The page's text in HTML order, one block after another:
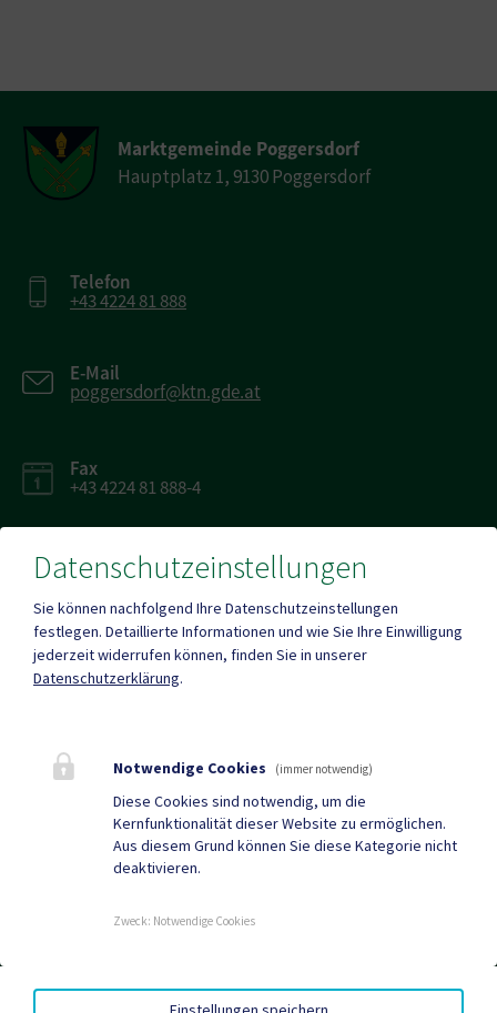
Marktgemeinde Poggersdorf
Hauptplatz 1, 9130 Poggersdorf
Telefon
+43 4224 81 888
E-Mail
poggersdorf@ktn.gde.at
Fax
+43 4224 81 888-4
Parteienverkehr
Heute , 07:30 Uhr – 12:00 Uhr, 13:00 Uhr - 16:00 Uhr
Quicklinks
Gemeindezeitung
Neuigkeiten
AMTSSIGNATUR|BARRIEREFREIHEIT|DATENSCHUTZ|
Datenschutzeinstellungen
Sie können nachfolgend Ihre Datenschutzeinstellungen
festlegen. Detaillierte Informationen und wie Sie Ihre Einwilligung
jederzeit widerrufen können, finden Sie in unserer
Datenschutzerklärung.
Notwendige Cookies (immer notwendig)
Diese Cookies sind notwendig, um die
Kernfunktionalität dieser Website zu ermöglichen.
Aus diesem Grund können Sie diese Kategorie nicht
deaktivieren.
Zweck: Notwendige Cookies